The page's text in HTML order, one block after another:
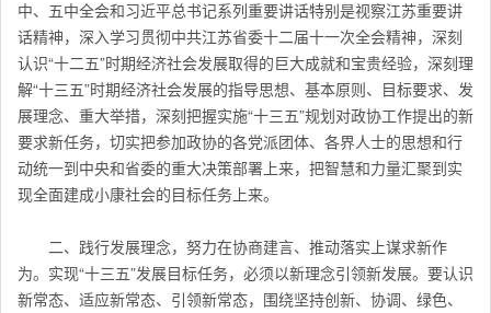
中、五中全会和习近平总书记系列重要讲话特别是视察江苏重要讲
话精神，深入学习贯彻中共江苏省委十二届十一次全会精神，深刻
认识“十二五”时期经济社会发展取得的巨大成就和宝贵经验，深刻理
解“十三五”时期经济社会发展的指导思想、基本原则、目标要求、发
展理念、重大举措，深刻把握实施“十三五”规划对政协工作提出的新
要求新任务，切实把参加政协的各党派团体、各界人士的思想和行
动统一到中央和省委的重大决策部署上来，把智慧和力量汇聚到实
现全面建成小康社会的目标任务上来。
二、践行发展理念，努力在协商建言、推动落实上谋求新作
为。实现“十三五”发展目标任务，必须以新理念引领新发展。要认识
新常态、适应新常态、引领新常态，围绕坚持创新、协调、绿色、